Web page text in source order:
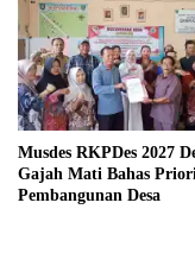
Musdes RKPDes 2027
Gajah Mati Bahas
Pembangunan Desa